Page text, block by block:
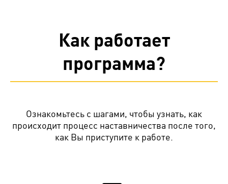
Как работает
программа?
Ознакомьтесь с шагами, чтобы узнать, как
происходит процесс наставничества после того,
как Вы приступите к работе.